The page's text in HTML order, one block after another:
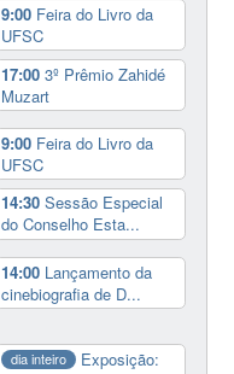
9:00 Feira do Livro da
UFSC
17:003º Prêmio Zahidé
Muzart
9:00 Feira do Livro da
UFSC
14:30Sessão Especial
do Conselho Esta...
14:00 Lançamento da
cinebiografia de D...
dia inteiro
Exposição: